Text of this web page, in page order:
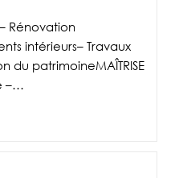
Rénovation
intérieurs– Travaux
du patrimoineMAÎTRISE
–…